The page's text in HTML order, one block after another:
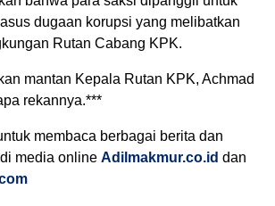
dugaan korupsi yang melibatkan
Rutan Cabang KPK.
mantan Kepala Rutan KPK, Achmad
rekannya.***
membaca berbagai berita dan
media online Adilmakmur.co.id dan